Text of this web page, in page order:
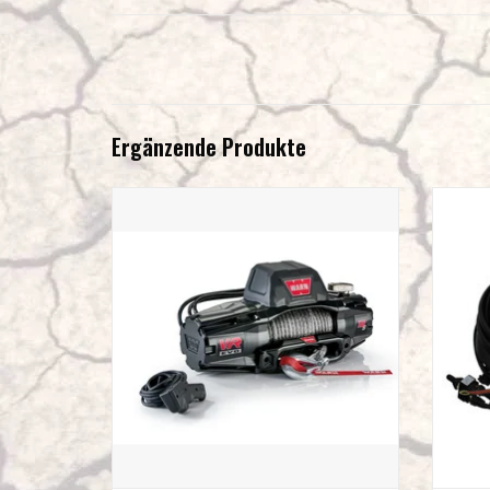
Ergänzende Produkte